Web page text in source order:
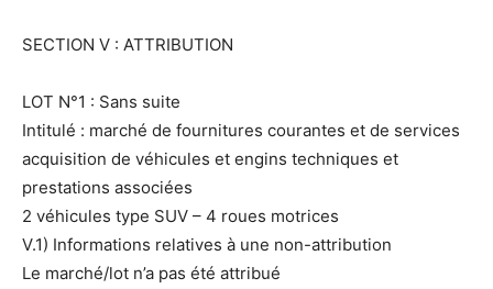
SECTION V : ATTRIBUTION
LOT N°1 : Sans suite
Intitulé : marché de fournitures courantes et de services
acquisition de véhicules et engins techniques et
prestations associées
2 véhicules type SUV – 4 roues motrices
V.1) Informations relatives à une non-attribution
Le marché/lot n’a pas été attribué